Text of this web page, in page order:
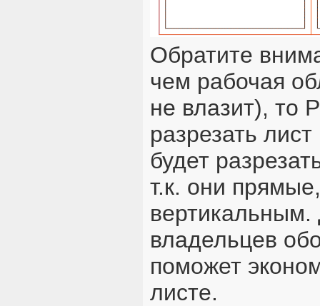
Обратите
чем рабочая
не влазит), то
разрезать
будет
т.к. они
вертикальным.
владельцев
поможет
листе.